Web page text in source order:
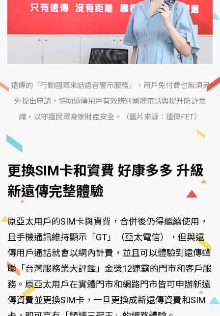
遠傳的「行動國際來話語音警示服務」，用戶免付費也無須另
外提出申請，協助遠傳用戶有效辨別國際電話與提升防詐意
識，以守護民眾身家財產安全。（圖片來源：遠傳FET）
更換SIM卡和資費 好康多多 升級
新遠傳完整體驗
原亞太用戶的SIM卡與資費，合併後仍得繼續使用，
且手機通訊維持顯示「GT」（亞太電信），但與遠
傳用戶通話就會以網內計費，並且可以體驗到遠傳蟬
聯「台灣服務業大評鑑」金獎12連霸的門市和客戶服
務。原亞太用戶在實體門市和網路門市皆可申辦新遠
傳資費並更換SIM卡，一旦更換成新遠傳資費和SIM